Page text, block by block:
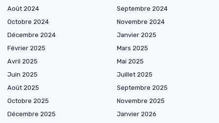
Août 2024
Septembre 2024
Octobre 2024
Novembre 2024
Décembre 2024
Janvier 2025
Février 2025
Mars 2025
Avril 2025
Mai 2025
Juin 2025
Juillet 2025
Août 2025
Septembre 2025
Octobre 2025
Novembre 2025
Décembre 2025
Janvier 2026